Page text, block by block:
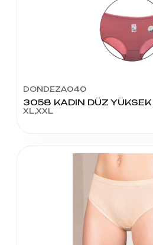
DONDEZA040
XL,XXL